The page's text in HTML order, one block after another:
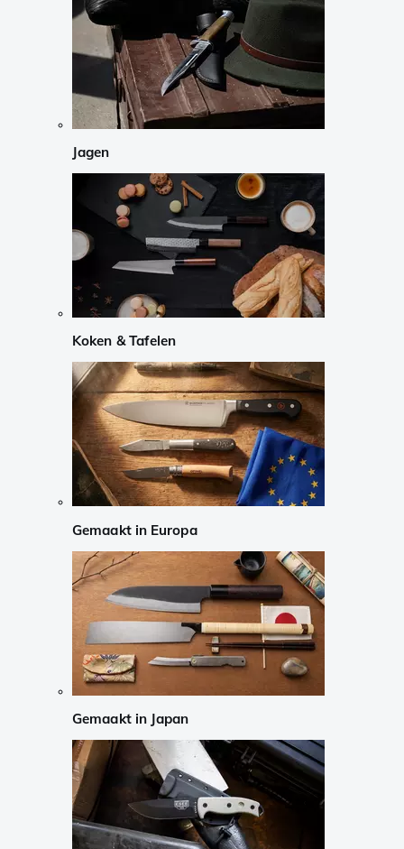
Jagen
Koken & Tafelen
Gemaakt in Europa
Gemaakt in Japan